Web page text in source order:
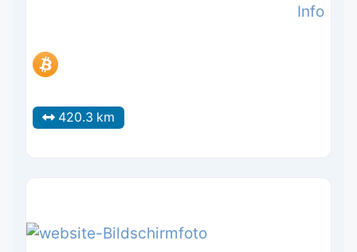
Info
420.3 km